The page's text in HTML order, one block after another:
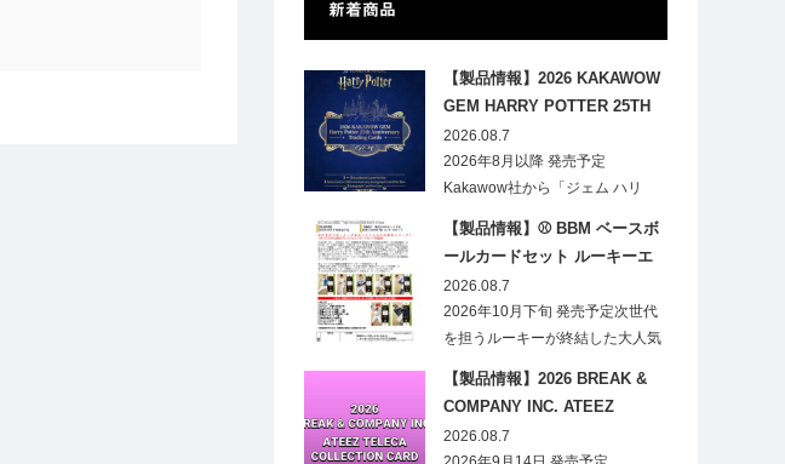
新着商品
【製品情報】2026 KAKAWOW
GEM HARRY POTTER 25TH
ANNIVERSARY TRADING
CARDS HOBBY
2026.08.7
2026年8月以降 発売予定
Kakawow社から「ジェム ハリ
【製品情報】⚾ BBM ベースボ
ールカードセット ルーキーエ
ディションプレミアム 2026
2026.08.7
2026年10月下旬 発売予定次世代
を担うルーキーが終結した大人気
【製品情報】2026 BREAK &
COMPANY INC. ATEEZ
TELECA COLLECTION CARD
2026.08.7